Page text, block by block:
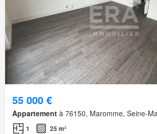
55 000 €
Appartement à 76150, Maromme, Seine-
1 25 m²